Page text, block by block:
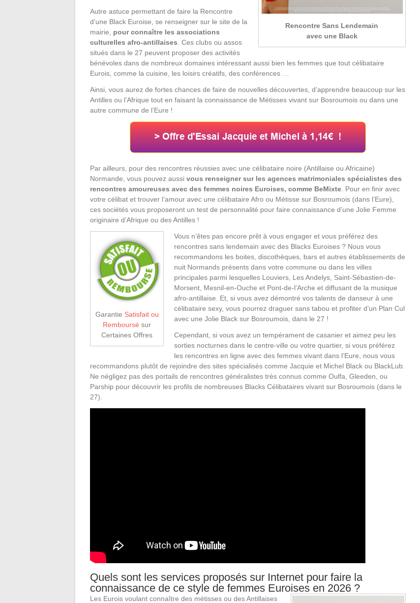
Rencontre Sans Lendemain
avec une Black
Autre astuce permettant de faire la Rencontre
d’une Black Euroise, se renseigner sur le site de la
mairie, pour connaître les associations
culturelles afro-antillaises . Ces clubs ou assos
situés dans le 27 peuvent proposer des activités
bénévoles dans de nombreux domaines intéressant aussi bien les femmes que tout célibataire
Eurois, comme la cuisine, les loisirs créatifs, des conférences …
Ainsi, vous aurez de fortes chances de faire de nouvelles découvertes, d’apprendre beaucoup sur les
Antilles ou l’Afrique tout en faisant la connaissance de Métisses vivant sur Bosroumois ou dans une
autre commune de l’Eure !
Par ailleurs, pour des rencontres réussies avec une célibataire noire (Antillaise ou Africaine)
Normande, vous pouvez aussi vous renseigner sur les agences matrimoniales spécialistes des
rencontres amoureuses avec des femmes noires Euroises, comme BeMixte . Pour en finir avec
votre célibat et trouver l’amour avec une célibataire Afro ou Métisse sur Bosroumois (dans l’Eure),
ces sociétés vous proposeront un test de personnalité pour faire connaissance d’une Jolie Femme
originaire d’Afrique ou des Antilles !
Garantie Satisfait ou
Remboursé sur
Certaines Offres
Vous n’êtes pas encore prêt à vous engager et vous préférez des
rencontres sans lendemain avec des Blacks Euroises ? Nous vous
recommandons les boites, discothèques, bars et autres établissements de
nuit Normands présents dans votre commune ou dans les villes
principales parmi lesquelles Louviers, Les Andelys, Saint-Sébastien-de-
Morsent, Mesnil-en-Ouche et Pont-de-l’Arche et diffusant de la musique
afro-antillaise. Et, si vous avez démontré vos talents de danseur à une
célibataire sexy, vous pourrez draguer sans tabou et profiter d’un Plan Cul
avec une Jolie Black sur Bosroumois, dans le 27 !
Cependant, si vous avez un tempérament de casanier et aimez peu les
sorties nocturnes dans le centre-ville ou votre quartier, si vous préférez
les rencontres en ligne avec des femmes vivant dans l’Eure, nous vous
recommandons plutôt de rejoindre des sites spécialisés comme Jacquie et Michel Black ou BlackLub.
Ne négligez pas des portails de rencontres généralistes très connus comme Oulfa, Gleeden, ou
Parship pour découvrir les profils de nombreuses Blacks Célibataires vivant sur Bosroumois (dans le
27).
Quels sont les services proposés sur Internet pour faire la
connaissance de ce style de femmes Euroises en 2026 ?
Les Eurois voulant connaître des métisses ou des Antillaises